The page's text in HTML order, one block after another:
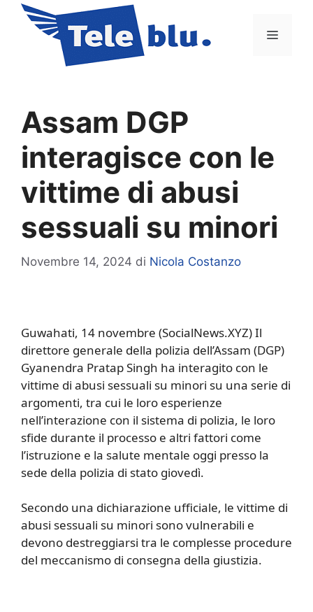
contenuto
Menu
Assam DGP
interagisce con le
vittime di abusi
sessuali su minori
Novembre 14, 2024 di Nicola Costanzo
Guwahati, 14 novembre (SocialNews.XYZ) Il
direttore generale della polizia dell’Assam (DGP)
Gyanendra Pratap Singh ha interagito con le
vittime di abusi sessuali su minori su una serie di
argomenti, tra cui le loro esperienze
nell’interazione con il sistema di polizia, le loro
sfide durante il processo e altri fattori come
l’istruzione e la salute mentale oggi presso la
sede della polizia di stato giovedì.
Secondo una dichiarazione ufficiale, le vittime di
abusi sessuali su minori sono vulnerabili e
devono destreggiarsi tra le complesse procedure
del meccanismo di consegna della giustizia.